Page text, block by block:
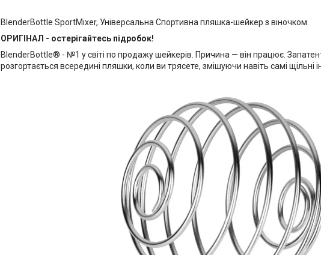
BlenderBottle SportMixer, Універсальна Спортивна пляшка-шейкер з віночком.
ОРИГІНАЛ - остерігайтесь підробок!
BlenderBottle® - №1 у світі по продажу шейкерів. Причина — він працює.
розгортається всередині пляшки, коли ви трясете, змішуючи навіть самі щільні